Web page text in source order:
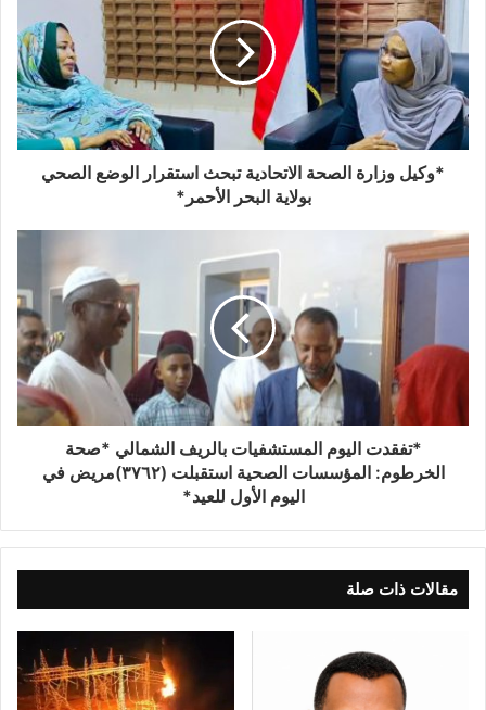
*وكيل وزارة الصحة الاتحادية تبحث استقرار الوضع الصحي
بولاية البحر الأحمر*
*تفقدت اليوم المستشفيات بالريف الشمالي *صحة
الخرطوم: المؤسسات الصحية استقبلت (٣٧٦٢)مريض في
اليوم الأول للعيد*
مقالات ذات صلة